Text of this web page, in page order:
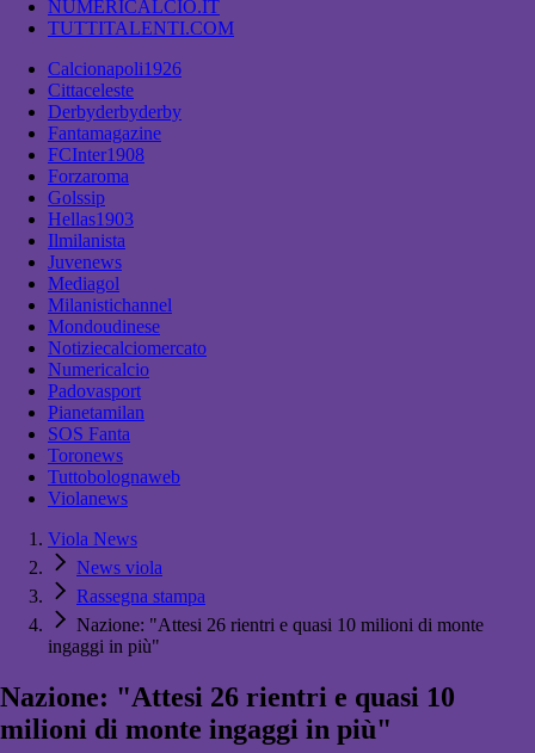
NUMERICALCIO.IT
TUTTITALENTI.COM
Calcionapoli1926
Cittaceleste
Derbyderbyderby
Fantamagazine
FCInter1908
Forzaroma
Golssip
Hellas1903
Ilmilanista
Juvenews
Mediagol
Milanistichannel
Mondoudinese
Notiziecalciomercato
Numericalcio
Padovasport
Pianetamilan
SOS Fanta
Toronews
Tuttobolognaweb
Violanews
Viola News
News viola
Rassegna stampa
Nazione: "Attesi 26 rientri e quasi 10 milioni di monte
ingaggi in più"
Nazione: "Attesi 26 rientri e quasi 10
milioni di monte ingaggi in più"